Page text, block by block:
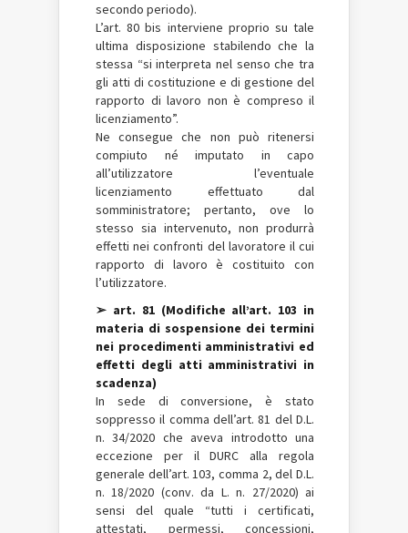
secondo periodo).
L’art. 80 bis interviene proprio su tale
ultima disposizione stabilendo che la
stessa “si interpreta nel senso che tra
gli atti di costituzione e di gestione del
rapporto di lavoro non è compreso il
licenziamento”.
Ne consegue che non può ritenersi
compiuto né imputato in capo
all’utilizzatore l’eventuale
licenziamento effettuato dal
somministratore; pertanto, ove lo
stesso sia intervenuto, non produrrà
effetti nei confronti del lavoratore il cui
rapporto di lavoro è costituito con
l’utilizzatore.
➢ art. 81 (Modifiche all’art. 103 in
materia di sospensione dei termini
nei procedimenti amministrativi ed
effetti degli atti amministrativi in
scadenza)
In sede di conversione, è stato
soppresso il comma dell’art. 81 del D.L.
n. 34/2020 che aveva introdotto una
eccezione per il DURC alla regola
generale dell’art. 103, comma 2, del D.L.
n. 18/2020 (conv. da L. n. 27/2020) ai
sensi del quale “tutti i certificati,
attestati, permessi, concessioni,